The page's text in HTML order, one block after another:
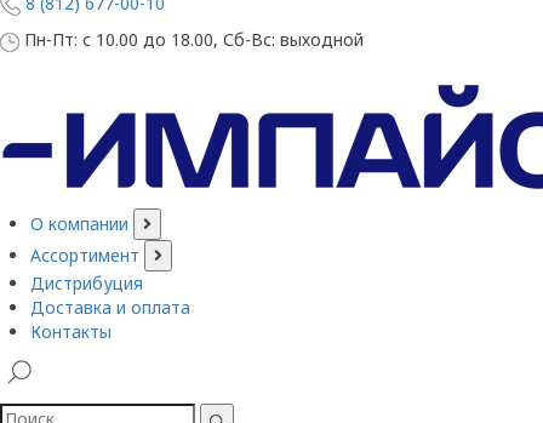
Пн-Пт: с 10.00 до 18.00, Сб-Вс: выходной
О компании
Ассортимент
Дистрибуция
Доставка и оплата
Контакты